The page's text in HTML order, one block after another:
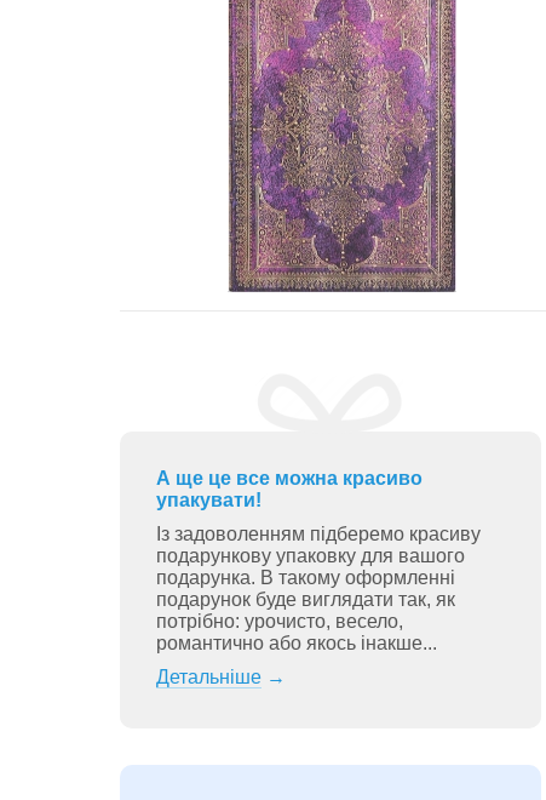
А ще це все можна красиво
упакувати!
Із задоволенням підберемо красиву
подарункову упаковку для вашого
подарунка. В такому оформленні
подарунок буде виглядати так, як
потрібно: урочисто, весело,
романтично або якось інакше...
Детальніше→